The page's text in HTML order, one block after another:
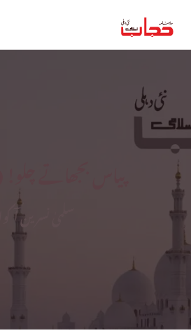
پیاس بجھاتے
سلمیٰ نسرین آکولہ